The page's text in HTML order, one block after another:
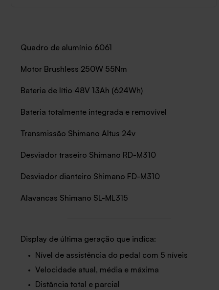
Quadro de alumínio 6061
Motor Brushless 250W 55Nm
Bateria de lítio 48V 13Ah (624Wh)
Bateria totalmente integrada e removível
Transmissão Shimano Altus 24v
Desviador traseiro Shimano RD-M310
Desviador dianteiro Shimano FD-M310
Alavancas Shimano SL-ML315
Display de última geração que indica:
Nível de assistência do pedal com 5 níveis
Velocidade atual, média e máxima
Distância total e parcial